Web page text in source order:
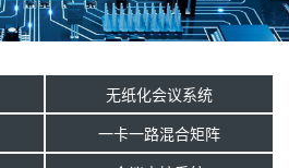
无纸化会议系统
一卡一路混合矩阵